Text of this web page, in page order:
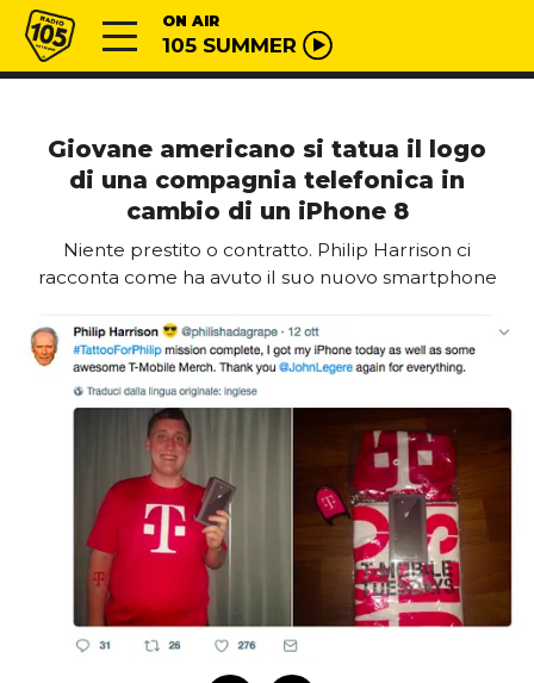
Vai al contenuto
Radio 105 ON AIR
105 SUMMER
Giovane americano si tatua il logo
di una compagnia telefonica in
cambio di un iPhone 8
Niente prestito o contratto. Philip Harrison ci
racconta come ha avuto il suo nuovo smartphone